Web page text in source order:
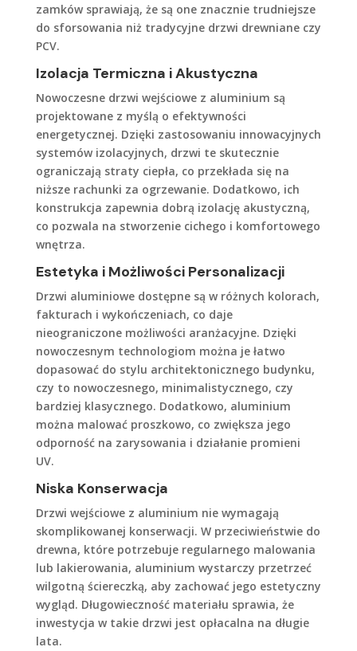
zamków sprawiają, że są one znacznie trudniejsze
do sforsowania niż tradycyjne drzwi drewniane czy
PCV.
Izolacja Termiczna i Akustyczna
Nowoczesne drzwi wejściowe z aluminium są
projektowane z myślą o efektywności
energetycznej. Dzięki zastosowaniu innowacyjnych
systemów izolacyjnych, drzwi te skutecznie
ograniczają straty ciepła, co przekłada się na
niższe rachunki za ogrzewanie. Dodatkowo, ich
konstrukcja zapewnia dobrą izolację akustyczną,
co pozwala na stworzenie cichego i komfortowego
wnętrza.
Estetyka i Możliwości Personalizacji
Drzwi aluminiowe dostępne są w różnych kolorach,
fakturach i wykończeniach, co daje
nieograniczone możliwości aranżacyjne. Dzięki
nowoczesnym technologiom można je łatwo
dopasować do stylu architektonicznego budynku,
czy to nowoczesnego, minimalistycznego, czy
bardziej klasycznego. Dodatkowo, aluminium
można malować proszkowo, co zwiększa jego
odporność na zarysowania i działanie promieni
UV.
Niska Konserwacja
Drzwi wejściowe z aluminium nie wymagają
skomplikowanej konserwacji. W przeciwieństwie do
drewna, które potrzebuje regularnego malowania
lub lakierowania, aluminium wystarczy przetrzeć
wilgotną ściereczką, aby zachować jego estetyczny
wygląd. Długowieczność materiału sprawia, że
inwestycja w takie drzwi jest opłacalna na długie
lata.